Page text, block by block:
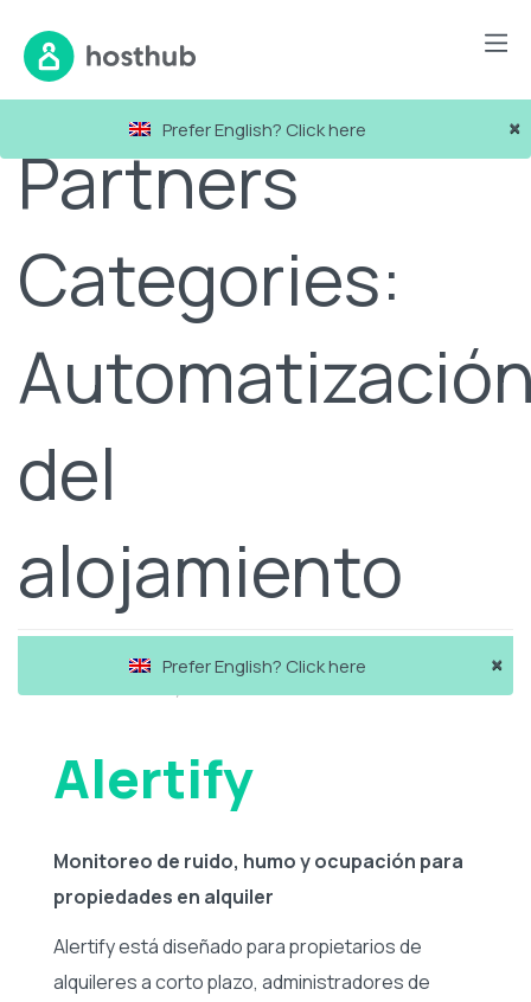
×
Prefer English? Click here
Partners
Categories:
del
alojamiento
×
Prefer English? Click here
Alertify
Monitoreo de ruido, humo y ocupación para
propiedades en alquiler
Alertify está diseñado para propietarios de
alquileres a corto plazo, administradores de